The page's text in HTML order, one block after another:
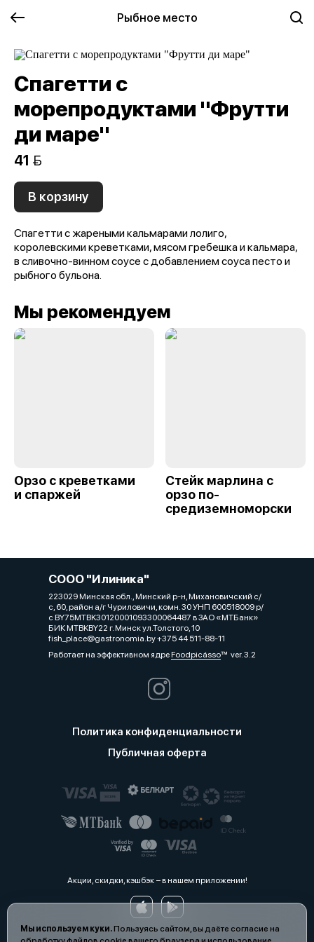
Рыбное место
Мы используем куки.Пользуясь сайтом, вы даёте согласие на
Спагетти с
морепродуктами "Фрутти
ди маре"
41 
В корзину
Спагетти с жареными кальмарами лолиго,
королевскими креветками, мясом гребешка и кальмара,
в сливочно-винном соусе с добавлением соуса песто и
рыбного бульона.
Мы рекомендуем
Орзо с креветками
и спаржей
Стейк марлина с
орзо по-
средиземноморски
СООО "Илиника"
223029 Минская обл., Минский р-н, Михановичский с/
с, 60, район а/г Чуриловичи, комн. 30 УНП 600518009 р/
с BY75MTBK30120001093300064487 в ЗАО «МТБанк»
БИК MTBKBY22 г. Минск ул.Толстого, 10
fish_place@gastronomia.by +375 44 511-88-11
Работает на эффективном ядреFoodpicássover. 3.2
Политика конфиденциальности
Публичная оферта
Акции, скидки, кэшбэк − в нашем приложении!